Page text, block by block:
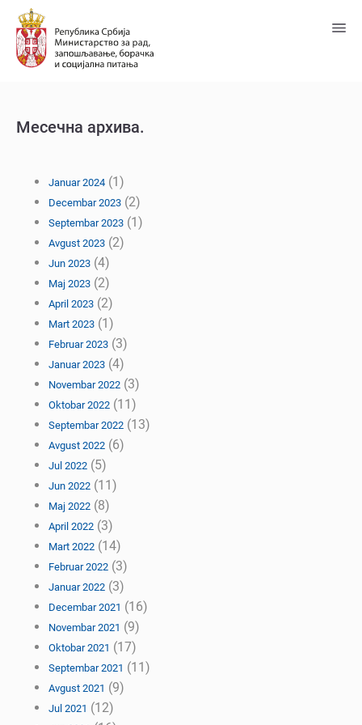
glavni
sadržaj
Месечна архива.
Januar 2024 (1)
Decembar 2023 (2)
Septembar 2023 (1)
Avgust 2023 (2)
Jun 2023 (4)
Maj 2023 (2)
April 2023 (2)
Mart 2023 (1)
Februar 2023 (3)
Januar 2023 (4)
Novembar 2022 (3)
Oktobar 2022 (11)
Septembar 2022 (13)
Avgust 2022 (6)
Jul 2022 (5)
Jun 2022 (11)
Maj 2022 (8)
April 2022 (3)
Mart 2022 (14)
Februar 2022 (3)
Januar 2022 (3)
Decembar 2021 (16)
Novembar 2021 (9)
Oktobar 2021 (17)
Septembar 2021 (11)
Avgust 2021 (9)
Jul 2021 (12)